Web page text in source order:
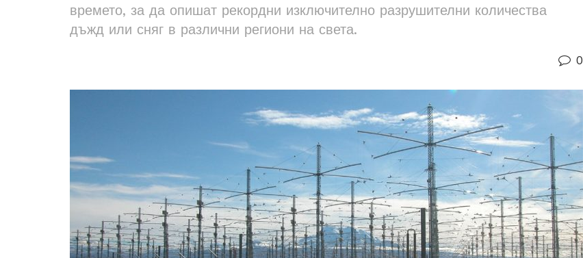
времето, за да опишат рекордни изключително разрушителни количества
дъжд или сняг в различни региони на света.
0